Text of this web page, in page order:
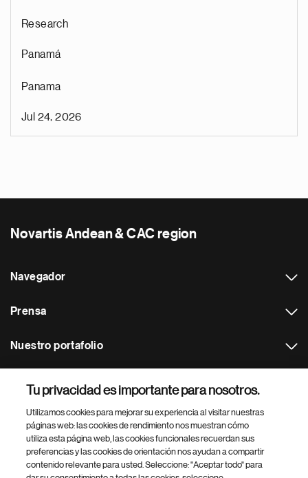
Research
Panamá
Panama
Jul 24, 2026
Novartis Andean & CAC region
Navegador
Prensa
Nuestro portafolio
Footer Site Search
Tu privacidad es importante para nosotros.
Utilizamos cookies para mejorar su experiencia al visitar nuestras
páginas web: las cookies de rendimiento nos muestran cómo
utiliza esta página web, las cookies funcionales recuerdan sus
preferencias y las cookies de orientación nos ayudan a compartir
contenido relevante para usted. Seleccione: "Aceptar todo" para